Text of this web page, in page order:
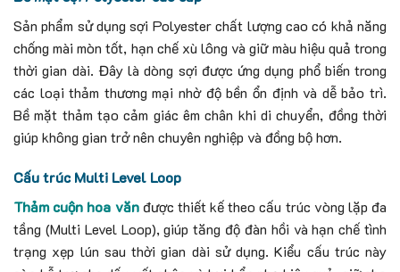
Sản phẩm sử dụng sợi Polyester chất lượng cao có khả năng
chống mài mòn tốt, hạn chế xù lông và giữ màu hiệu quả trong
thời gian dài. Đây là dòng sợi được ứng dụng phổ biến trong
các loại thảm thương mại nhờ độ bền ổn định và dễ bảo trì.
Bề mặt thảm tạo cảm giác êm chân khi di chuyển, đồng thời
giúp không gian trở nên chuyên nghiệp và đồng bộ hơn.
Cấu trúc Multi Level Loop
Thảm cuộn hoa vănđược thiết kế theo cấu trúc vòng lặp đa
tầng (Multi Level Loop), giúp tăng độ đàn hồi và hạn chế tình
trạng xẹp lún sau thời gian dài sử dụng.Kiểu cấu trúc này